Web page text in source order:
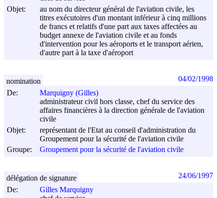
Objet:
au nom du directeur général de l'aviation civile, les
titres exécutoires d'un montant inférieur à cinq millions
de francs et relatifs d'une part aux taxes affectées au
budget annexe de l'aviation civile et au fonds
d'intervention pour les aéroports et le transport aérien,
d'autre part à la taxe d'aéroport
De:
Marquigny (Gilles)
administrateur civil hors classe, chef du service des
affaires financières à la direction générale de l'aviation
civile
Objet:
représentant de l'Etat au conseil d'administration du
Groupement pour la sécurité de l'aviation civile
Groupe:
Groupement pour la sécurité de l'aviation civile
nomination 04/02/1998
De:
Gilles Marquigny
délégation de signature 24/06/1997